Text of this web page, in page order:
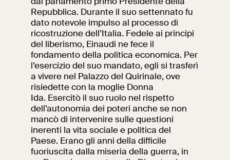
Repubblica. Durante il suo settennato fu
dato notevole impulso al processo di
ricostruzione dell’Italia. Fedele ai principi
del liberismo, Einaudi ne fece il
fondamento della politica economica. Per
l’esercizio del suo mandato, egli si trasferì
a vivere nel Palazzo del Quirinale, ove
risiedette con la moglie Donna
Ida. Esercitò il suo ruolo nel rispetto
dell’autonomia dei poteri anche se non
mancò di intervenire sulle questioni
inerenti la vita sociale e politica del
Paese. Erano gli anni della difficile
fuoriuscita dalla miseria della guerra, in